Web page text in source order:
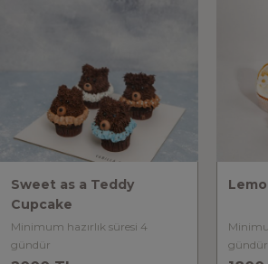
Sweet as a Teddy
Cupcake
Minimum hazırlık süresi 4
gündür
Minimum
gündür